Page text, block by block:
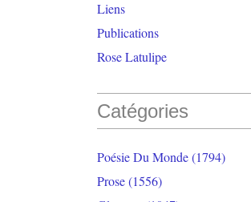
Liens
Publications
Rose Latulipe
Catégories
Poésie Du Monde(1794)
Prose(1556)